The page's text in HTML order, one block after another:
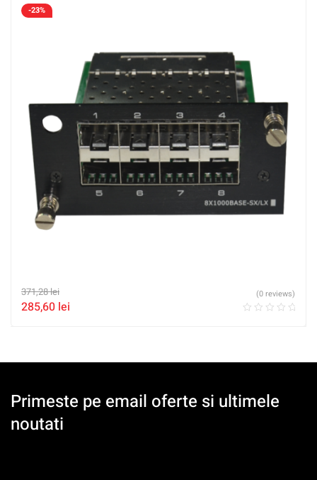
-23%
371,28lei
285,60 lei
(0 reviews)
Primeste pe email oferte si ultimele
noutati